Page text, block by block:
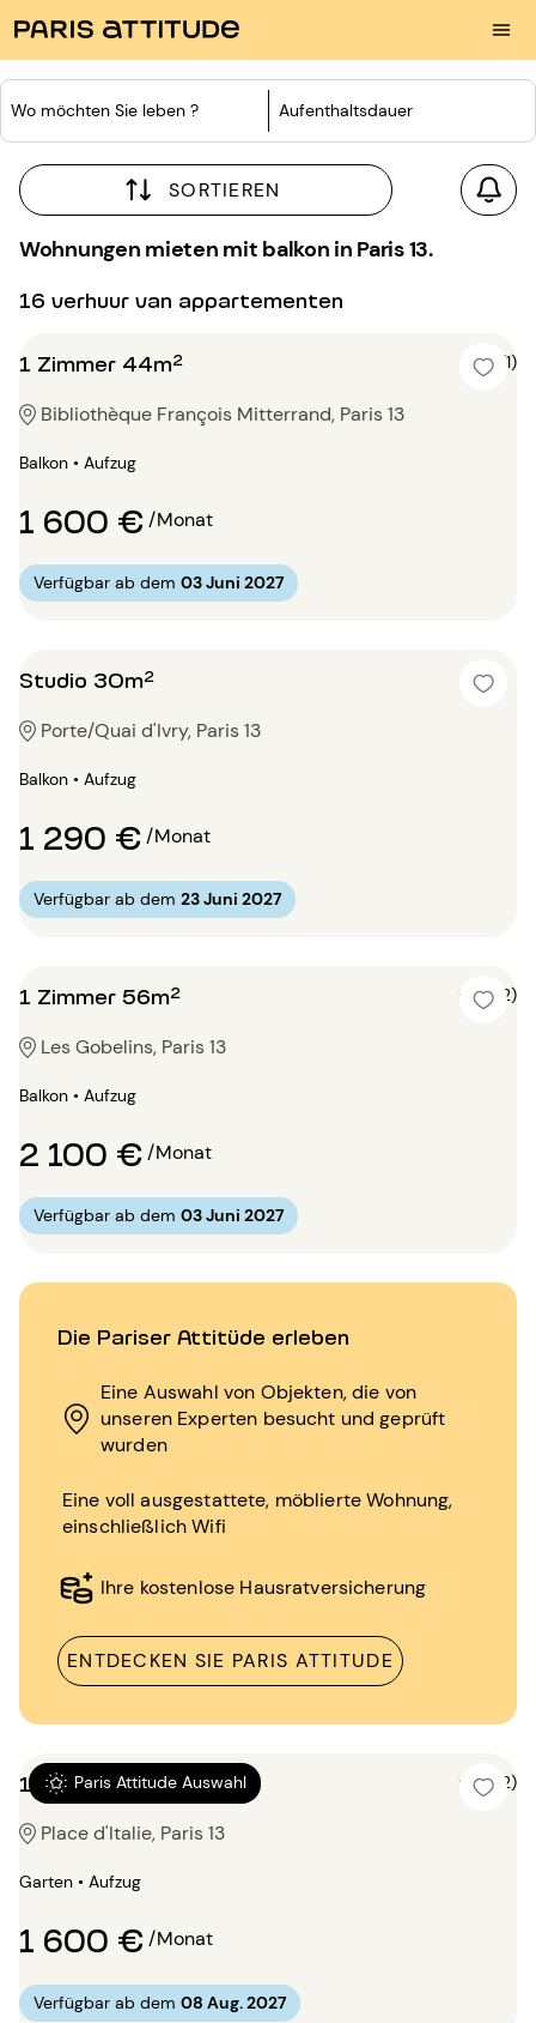
Wo möchten Sie leben ? Aufenthaltsdauer
SORTIEREN
Wohnungen mieten mit balkon in Paris 13.
16 verhuur van appartementen
Die Pariser Attitüde erleben
Eine Auswahl von Objekten, die von
unseren Experten besucht und geprüft
wurden
Eine voll ausgestattete, möblierte Wohnung,
einschließlich Wifi
Ihre kostenlose Hausratversicherung
ENTDECKEN SIE PARIS ATTITUDE
1 Zimmer 44m² 5 (1)
Bibliothèque François Mitterrand, Paris 13
Balkon • Aufzug
1 600 €/Monat
Verfügbar ab dem 03 Juni 2027
Studio 30m²
Porte/Quai d'Ivry, Paris 13
Balkon • Aufzug
1 290 €/Monat
Verfügbar ab dem 23 Juni 2027
1 Zimmer 56m² 5 (2)
Les Gobelins, Paris 13
Balkon • Aufzug
2 100 €/Monat
Verfügbar ab dem 03 Juni 2027
Paris Attitude Auswahl
1 Zimmer 30m² 5 (2)
Place d'Italie, Paris 13
Garten • Aufzug
1 600 €/Monat
Verfügbar ab dem 08 Aug. 2027